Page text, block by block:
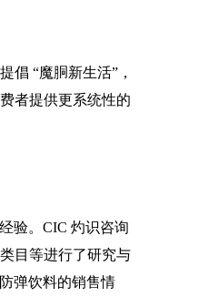
倡 “魔胴新生活”，
者提供更系统性的
验。CIC 灼识咨询
目等进行了研究与
弹饮料的销售情